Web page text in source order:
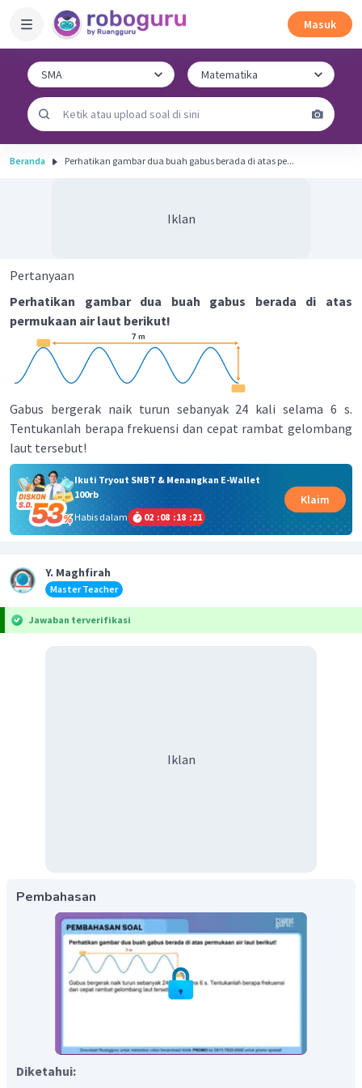
Masuk
Beranda Perhatikan gambar dua buah gabus berada di atas pe...
Iklan
Pertanyaan
Perhatikan gambar dua buah gabus berada di atas
permukaan air laut berikut!
Gabus bergerak naik turun sebanyak 24 kali selama 6 s.
Tentukanlah berapa frekuensi dan cepat rambat gelombang
laut tersebut!
Ikuti Tryout SNBT & Menangkan E-Wallet
100rb
Habis dalam
02 :08 :18 :20
Klaim
Y. Maghfirah
Master Teacher
Jawaban terverifikasi
Iklan
Pembahasan
Diketahui: